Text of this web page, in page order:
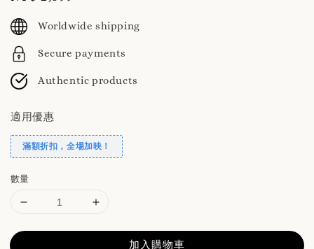
price
Worldwide shipping
Secure payments
Authentic products
適用優惠
滿額折扣，全場加映！
數量
加入購物車